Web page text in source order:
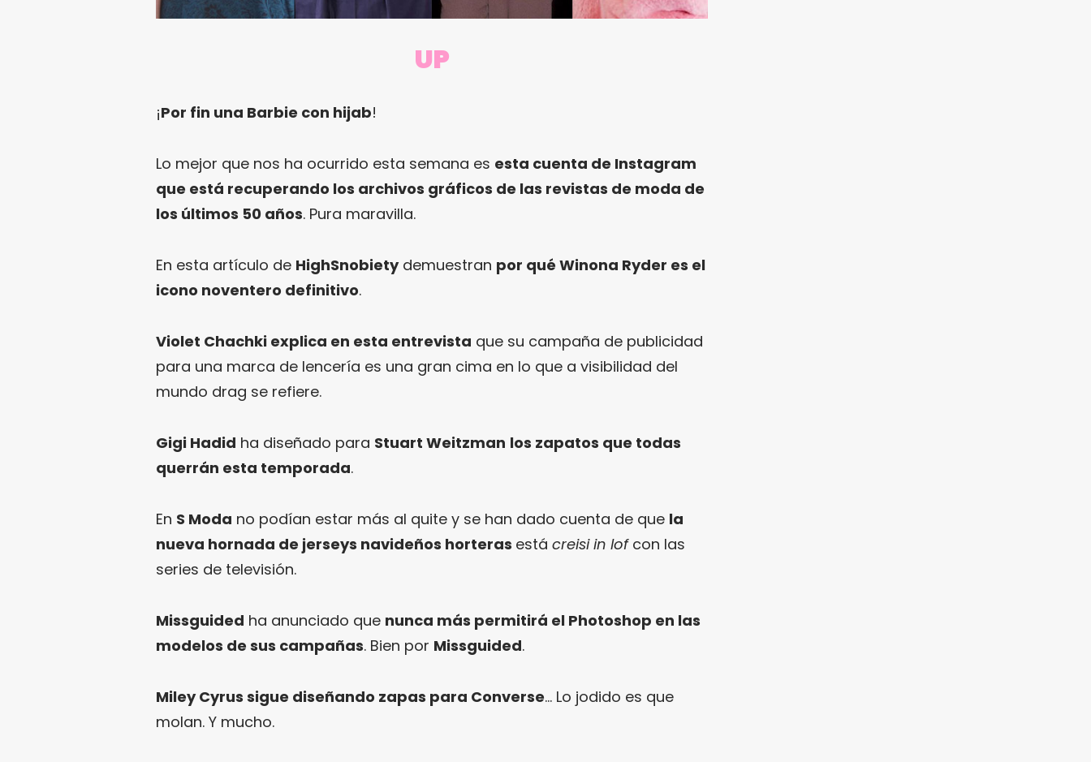
UP
¡Por fin una Barbie con hijab!
Lo mejor que nos ha ocurrido esta semana es esta cuenta de Instagram
que está recuperando los archivos gráficos de las revistas de moda de
los últimos 50 años. Pura maravilla.
En esta artículo de HighSnobietydemuestran por qué Winona Ryder es el
icono noventero definitivo.
Violet Chachki explica en esta entrevista que su campaña de publicidad
para una marca de lencería es una gran cima en lo que a visibilidad del
mundo drag se refiere.
Gigi Hadid ha diseñado para Stuart Weitzman los zapatos que todas
querrán esta temporada.
En S Moda no podían estar más al quite y se han dado cuenta de que la
nueva hornada de jerseys navideños horteras está creisi in lofcon las
series de televisión.
Missguided ha anunciado que nunca más permitirá el Photoshop en las
modelos de sus campañas. Bien por Missguided.
Miley Cyrus sigue diseñando zapas para Converse… Lo jodido es que
molan. Y mucho.